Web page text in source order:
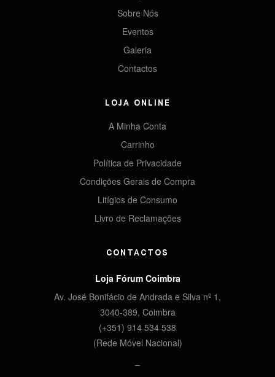
Sobre Nós
Eventos
Galeria
Contactos
LOJA ONLINE
A Minha Conta
Carrinho
Política de Privacidade
Condições Gerais de Compra
Litígios de Consumo
Livro de Reclamações
CONTACTOS
Loja Fórum Coimbra
Av. José Bonifácio de Andrada e Silva nº 1,
3040-389, Coimbra
(+351) 914 534 538
(Rede Móvel Nacional)
–